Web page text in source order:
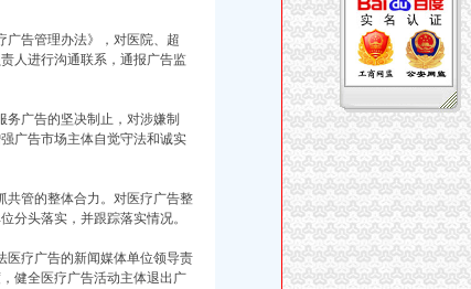
广告管理办法》，对医院、超
人进行沟通联系，通报广告监
广告的坚决制止，对涉嫌制
广告市场主体自觉守法和诚实
共管的整体合力。对医疗广告整
分头落实，并跟踪落实情况。
医疗广告的新闻媒体单位领导责
健全医疗广告活动主体退出广